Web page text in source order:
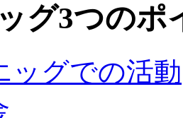
グ3つのポ
ッグでの活動